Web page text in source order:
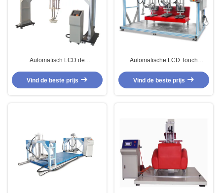
Automatisch LCD de
Matrasmoeheid van het Touch
screenschuim het Testen
Vind de beste prijs
Automatische LCD Touch
Machines voor Sofa Durability
Vind de beste prijs